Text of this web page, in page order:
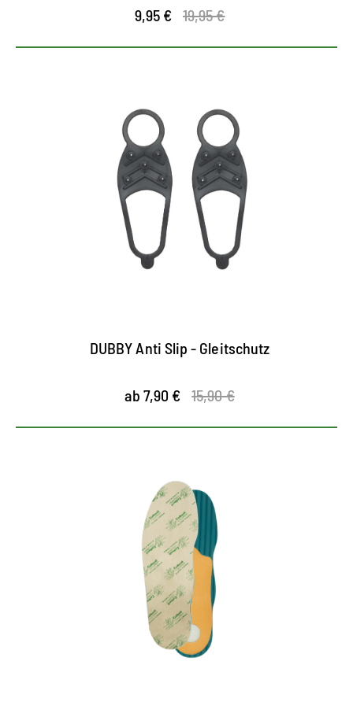
9,95 € 19,95 €
DUBBY Anti Slip - Gleitschutz
ab 7,90 € 15,90 €
Natürlich gepflegte Füße
Softe Mikrofaser-Oberfläche mit Aloe Vera sorgt
für hohen Tragekomfort
Pflanzen-Extrakt bindet Feuchtigkeit
Barfuss zu verwenden - pflegt die Haut Ihrer Füße